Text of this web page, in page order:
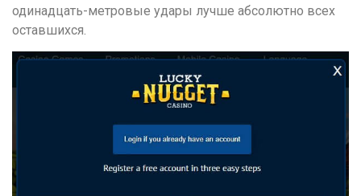
одинадцать-метровые удары лучше абсолютно всех
оставшихся.